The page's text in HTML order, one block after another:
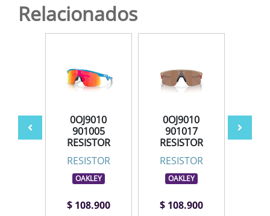
Relacionados
0OJ9010
901005
RESISTOR
RESISTOR
OAKLEY
$ 108.900
0OJ9010
901017
RESISTOR
RESISTOR
OAKLEY
$ 108.900